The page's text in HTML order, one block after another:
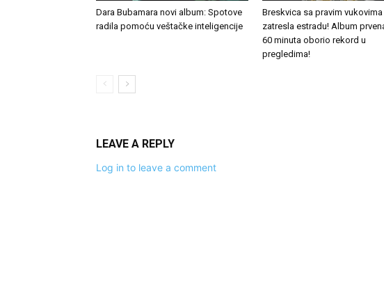
Dara Bubamara novi album: Spotove
radila pomoću veštačke inteligencije
Breskvica sa pravim vukovima
zatresla estradu! Album
60 minuta oborio rekord u
pregledima!
LEAVE A REPLY
Log in to leave a comment